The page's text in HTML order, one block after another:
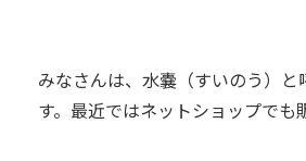
みなさんは、水嚢（すいのう）
す。最近ではネットショップでも